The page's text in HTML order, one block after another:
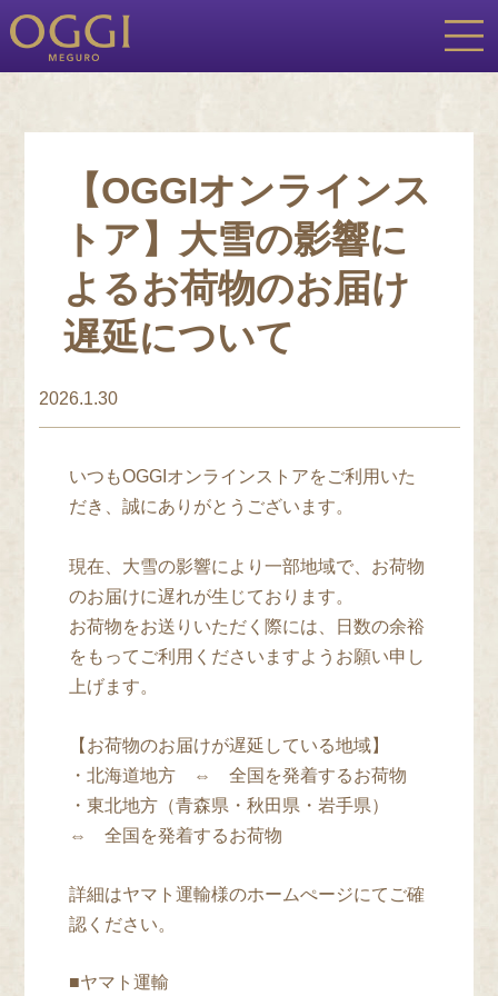
【OGGIオンラインス
トア】大雪の影響に
よるお荷物のお届け
遅延について
2026.1.30
いつもOGGIオンラインストアをご利用いた
だき、誠にありがとうございます。
現在、大雪の影響により一部地域で、お荷物
のお届けに遅れが生じております。
お荷物をお送りいただく際には、日数の余裕
をもってご利用くださいますようお願い申し
上げます。
【お荷物のお届けが遅延している地域】
・北海道地方 ⇔ 全国を発着するお荷物
・東北地方（青森県・秋田県・岩手県）
⇔ 全国を発着するお荷物
詳細はヤマト運輸様のホームぺージにてご確
認ください。
■ヤマト運輸